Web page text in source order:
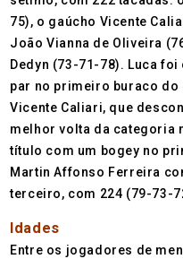
75), o gaúcho Vicente
João Vianna de Oliveira
Dedyn (73-71-78). Luca
par no primeiro buraco do
Vicente Caliari, que
melhor volta da categoria
título com um bogey no
Martin Affonso Ferreira
terceiro, com 224 (79-73-
Idades
Entre os jogadores de